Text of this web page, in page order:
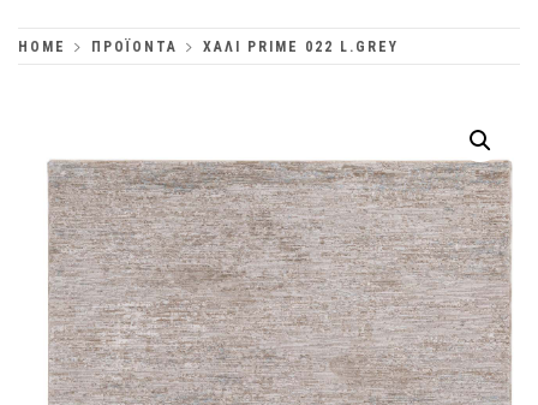
HOME ΠΡΟΪΌΝΤΑ ΧΑΛΊ PRIME 022 L.GREY